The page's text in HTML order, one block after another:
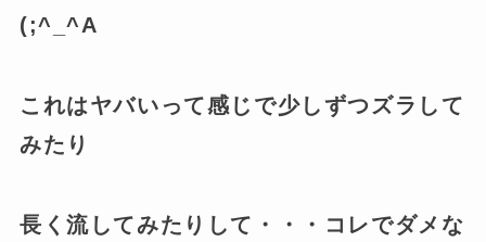
(;^_^A
これはヤバいって感じで少しずつズラして
みたり
長く流してみたりして・・・コレでダメな